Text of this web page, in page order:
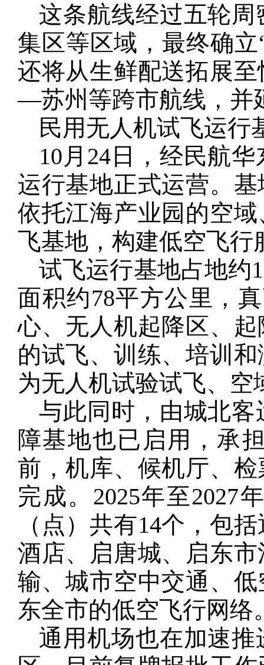
这条航线经过五轮
集区等区域，最终确
还将从生鲜配送拓展
—苏州等跨市航线，并
民用无人机试飞运行
10月24日，经民航
运行基地正式运营。
依托江海产业园的空
飞基地，构建低空飞行
试飞运行基地占地约
面积约78平方公里，
心、无人机起降区、
的试飞、训练、培训
为无人机试验试飞、
与此同时，由城北
障基地也已启用，承
前，机库、候机厅、
完成。2025年至2027
（点）共有14个，包
酒店、启唐城、启东
输、城市空中交通、
东全市的低空飞行网络
通用机场也在加速